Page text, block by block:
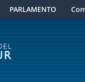
PARLAMENTO